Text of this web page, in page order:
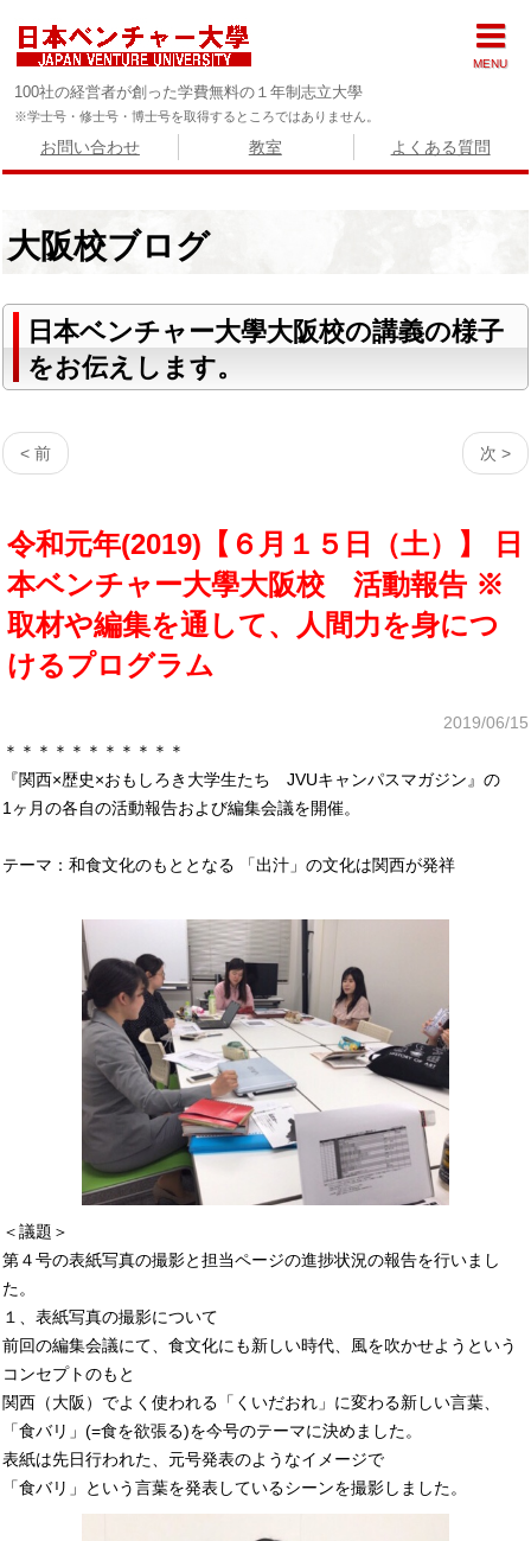
100社の経営者が創った学費無料の１年制志立大學
※学士号・修士号・博士号を取得するところではありません。
お問い合わせ 教室 よくある質問
大阪校ブログ
日本ベンチャー大學大阪校の講義の様子
をお伝えします。
< 前 次 >
令和元年(2019)【６月１５日（土）】 日
本ベンチャー大學大阪校 活動報告 ※
取材や編集を通して、人間力を身につ
けるプログラム
2019/06/15
＊＊＊＊＊＊＊＊＊＊＊
『関西×歴史×おもしろき大学生たち JVUキャンパスマガジン』の
1ヶ月の各自の活動報告および編集会議を開催。
テーマ：和食文化のもととなる 「出汁」の文化は関西が発祥
＜議題＞
第４号の表紙写真の撮影と担当ページの進捗状況の報告を行いまし
た。
１、表紙写真の撮影について
前回の編集会議にて、食文化にも新しい時代、風を吹かせようという
コンセプトのもと
関西（大阪）でよく使われる「くいだおれ」に変わる新しい言葉、
「食バリ」(=食を欲張る)を今号のテーマに決めました。
表紙は先日行われた、元号発表のようなイメージで
「食バリ」という言葉を発表しているシーンを撮影しました。
MENU